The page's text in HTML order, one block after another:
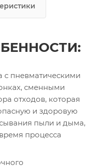
с пневматическими
сменными
отходов, которая
и здоровую
пыли и дыма,
процесса